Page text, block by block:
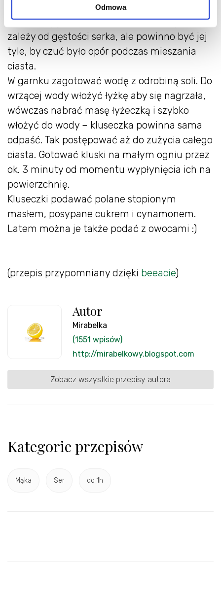
Odmowa
mieszając, dodawać po trochę mąki, aż masa
nabierze gęstej konsystencji. Ilość mąki
zależy od gęstości serka, ale powinno być jej
tyle, by czuć było opór podczas mieszania
ciasta.
W garnku zagotować wodę z odrobiną soli. Do
wrzącej wody włożyć łyżkę aby się nagrzała,
wówczas nabrać masę łyżeczką i szybko
włożyć do wody – kluseczka powinna sama
odpaść. Tak postępować aż do zużycia całego
ciasta. Gotować kluski na małym ogniu przez
ok. 3 minuty od momentu wypłynięcia ich na
powierzchnię.
Kluseczki podawać polane stopionym
masłem, posypane cukrem i cynamonem.
Latem można je także podać z owocami :)
(przepis przypomniany dzięki beeacie)
Autor
Mirabelka
(1551 wpisów)
http://mirabelkowy.blogspot.com
Zobacz wszystkie przepisy autora
Kategorie przepisów
Mąka Ser do 1h